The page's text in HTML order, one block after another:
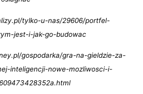
tylko-u-nas/29606/portfel-
jest-i-jak-go-budowac
gospodarka/gra-na-gieldzie-za-
inteligencji-nowe-mozliwosci-i-